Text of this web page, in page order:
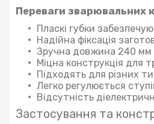
Переваги зварювальних
Пласкі губки
Надійна фіксація
Зручна довжина 240 мм
Міцна конструкція для
Підходять для різних
Легко регулюється
Відсутність
Застосування та